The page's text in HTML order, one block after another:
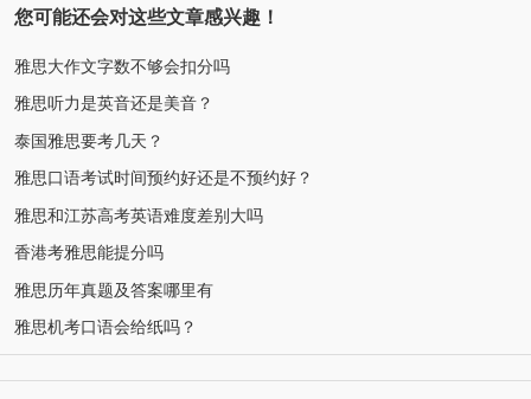
您可能还会对这些文章感兴趣！
雅思大作文字数不够会扣分吗
雅思听力是英音还是美音？
泰国雅思要考几天？
雅思口语考试时间预约好还是不预约好？
雅思和江苏高考英语难度差别大吗
香港考雅思能提分吗
雅思历年真题及答案哪里有
雅思机考口语会给纸吗？